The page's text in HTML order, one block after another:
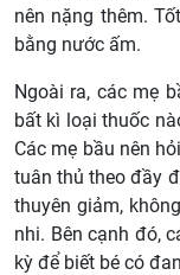
nên nặng thêm.
bằng nước ấm.
Ngoài ra, các mẹ
bất kì loại thuốc
Các mẹ bầu nên
tuân thủ theo đầy
thuyên giảm,
nhi. Bên cạnh đó,
kỳ để biết bé có